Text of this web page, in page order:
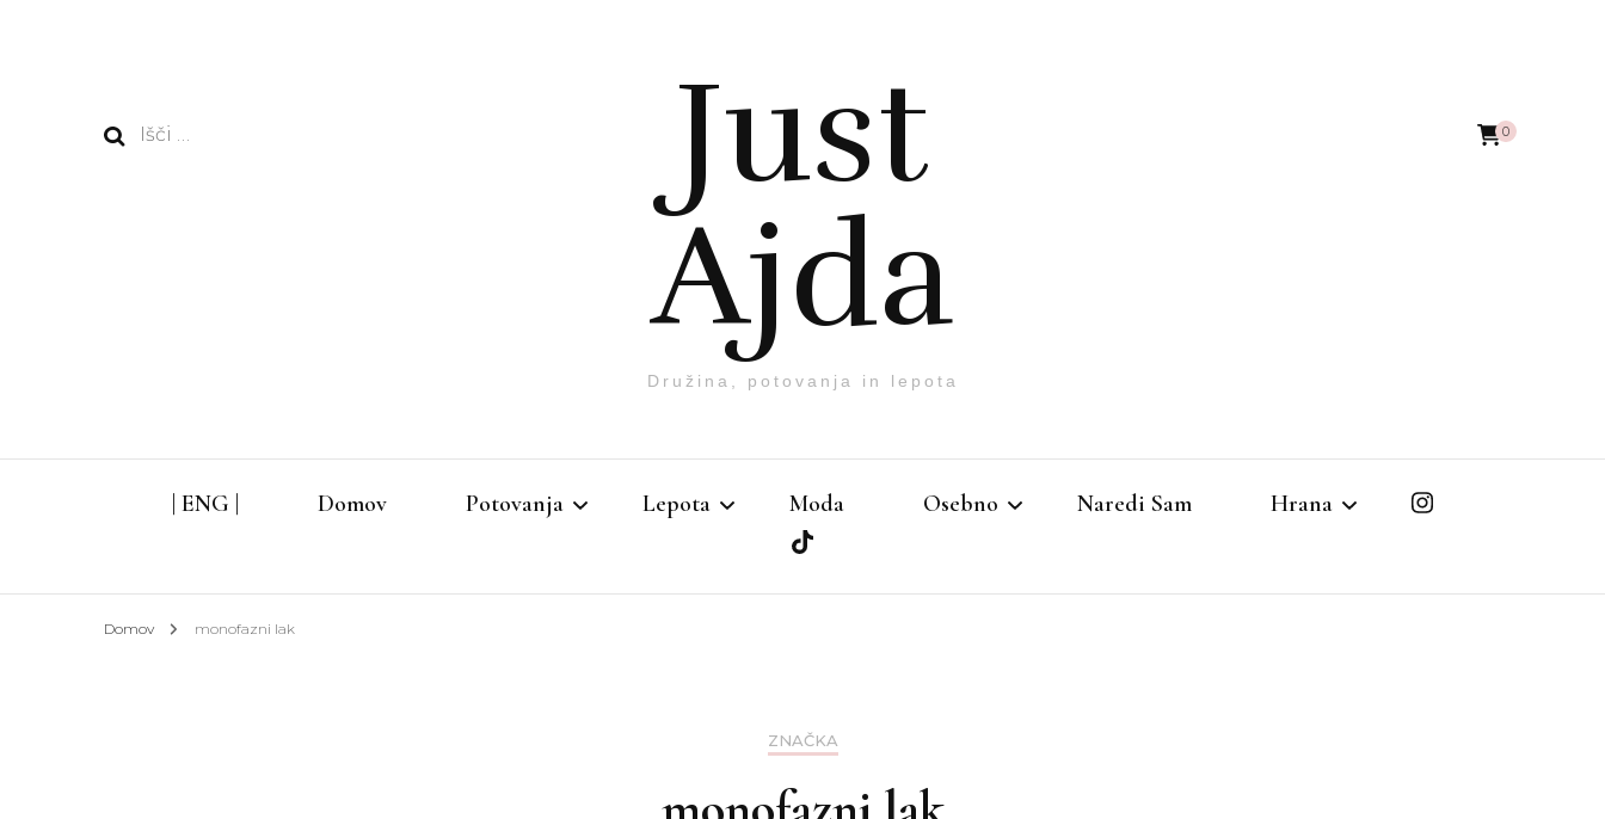
Išči:
Just
Ajda
Družina, potovanja in lepota
0
| ENG | Domov Potovanja Lepota Moda Osebno Naredi Sam Hrana
Domov monofazni lak
ZNAČKA